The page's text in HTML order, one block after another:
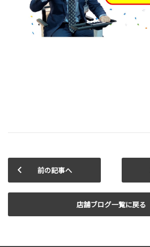
前の記事へ
店舗ブログ一覧に戻る